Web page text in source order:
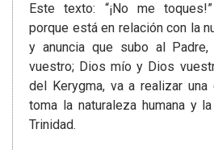
Este texto: “¡No me
porque está en relación con la
y anuncia que subo al
vuestro; Dios mío y Dios
del Kerygma, va a realizar una
toma la naturaleza humana y
Trinidad.